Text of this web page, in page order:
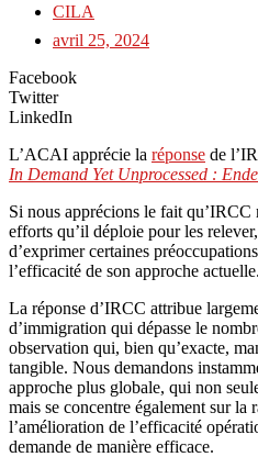
CILA
avril 25, 2024
Facebook
Twitter
LinkedIn
L’ACAI apprécie la réponse de
In Demand Yet Unprocessed :
Si nous apprécions le fait qu’IRCC
efforts qu’il déploie pour les
d’exprimer certaines
l’efficacité de son approche actuelle.
La réponse d’IRCC attribue
d’immigration qui dépasse le
observation qui, bien qu’exacte,
tangible. Nous demandons
approche plus globale, qui non
mais se concentre également sur la
l’amélioration de l’efficacité
demande de manière efficace.